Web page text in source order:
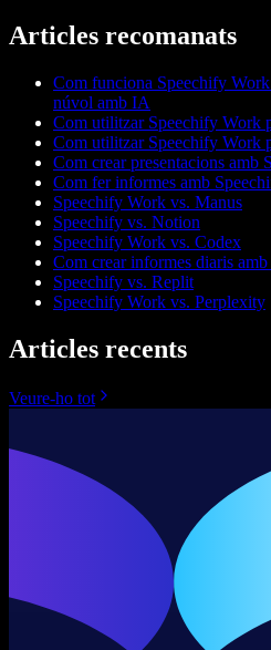
Articles recomanats
Com funciona Speechify
núvol amb IA
Com utilitzar Speechify Work
Com utilitzar Speechify Work
Com crear presentacions amb
Com fer informes amb
Speechify Work vs. Manus
Speechify vs. Notion
Speechify Work vs. Codex
Com crear informes diaris
Speechify vs. Replit
Speechify Work vs. Perplexity
Articles recents
Veure-ho tot